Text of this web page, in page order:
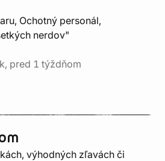
Ochotný personál,
nerdov"
pred 1 týždňom
výhodných zľavách či